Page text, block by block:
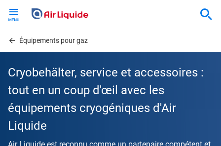
contentÉquipements pour gaz
Cryobehälter, service et accessoires :
tout en un coup d'œil avec les
équipements cryogéniques d'Air
Liquide